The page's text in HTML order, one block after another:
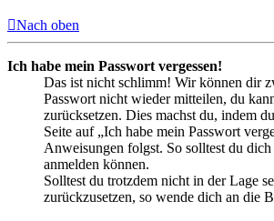
Nach oben
Ich habe mein Passwort vergessen!
Das ist nicht schlimm! Wir können dir
Passwort nicht wieder mitteilen, du
zurücksetzen. Dies machst du, indem
Seite auf „Ich habe mein Passwort
Anweisungen folgst. So solltest du
anmelden können.
Solltest du trotzdem nicht in der Lage
zurückzusetzen, so wende dich an die